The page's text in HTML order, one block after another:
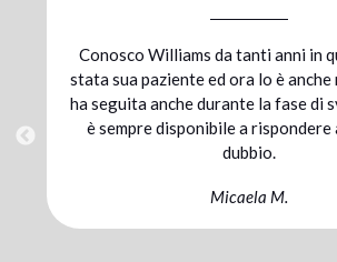
Mi sono affidata al dott.
preparazione atletica per una
alla combinazione di
e un’integrazione mirata ho
traguardo. Sono
il mio coach.